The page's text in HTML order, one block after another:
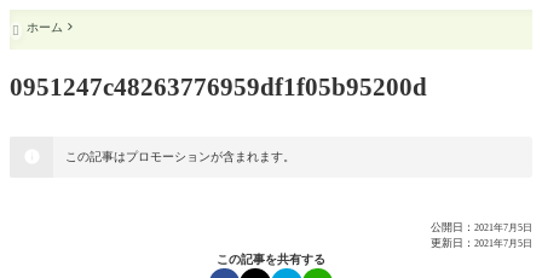
 ホーム
0951247c48263776959df1f05b95200d
この記事はプロモーションが含まれます。
公開日： 2021年7月5日
更新日： 2021年7月5日
この記事を共有する